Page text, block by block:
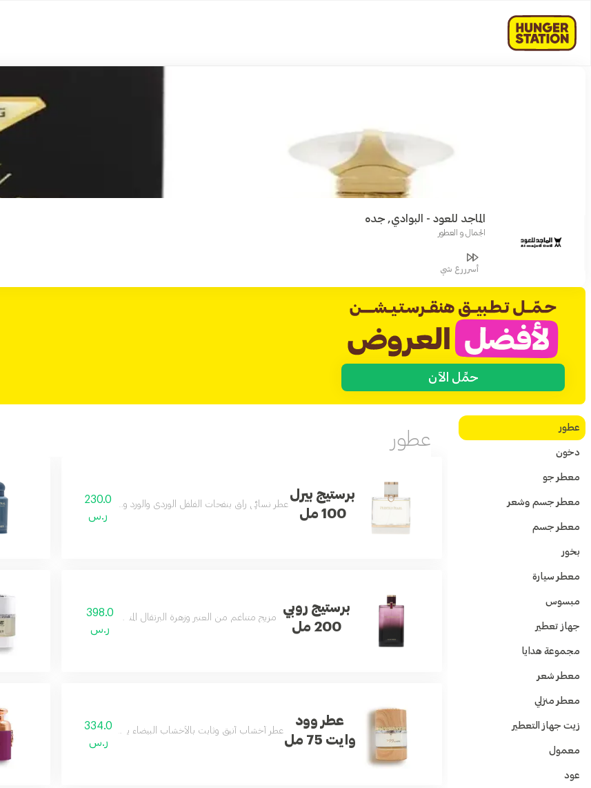
الماجد للعود - البوادي, جده
الجمال و العطور
أسرررع شي
حمِّل الآن
عطور
دخون
معطر جو
معطر جسم وشعر
معطر جسم
بخور
معطر سيارة
مبسوس
جهاز تعطير
مجموعة هدايا
معطر شعر
معطر منزلي
زيت جهاز التعطير
معمول
عود
عطور
برستيج بيرل
100 مل
عطر نسائي راقٍ بنفحات الفلفل الوردي والورد والباتشولي لمزيد من الأنوثة والجاذبية.
230.0
ر.س
برستيج روبي
200 مل
مزيج متناغم من العنبر وزهرة البرتقال المنعشة بثبات يدوم طويلاً.
398.0
ر.س
عطر وود
وايت 75 مل
عطر أخشاب أنيق وثابت بالأخشاب البيضاء يمنح جاذبية عصرية تناسب الجميع.
334.0
ر.س